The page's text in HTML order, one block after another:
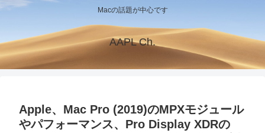
Macの話題が中心です
AAPL Ch.
Apple、Mac Pro (2019)のMPXモジュール
やパフォーマンス、Pro Display XDRの